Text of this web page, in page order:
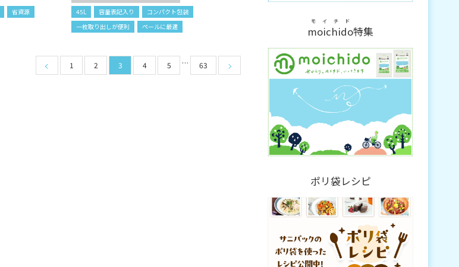
省資源 45L 容量表記入り
コンパクト包装
一枚取り出しが便利
ペールに最適
1 2 3 4 5 … 63
moichido
モイチド
特集
ポリ袋レシピ